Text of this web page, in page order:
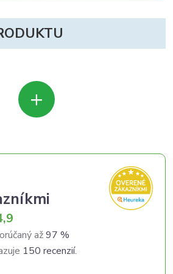
+
až97 %
150 recenzií.